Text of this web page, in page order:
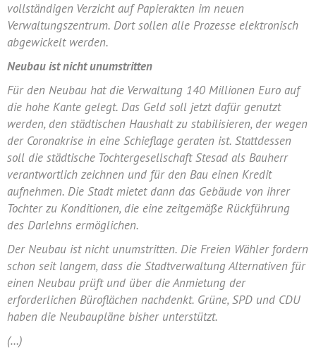
vollständigen Verzicht auf Papierakten im neuen
Verwaltungszentrum. Dort sollen alle Prozesse elektronisch
abgewickelt werden.
Neubauist nicht unumstritten
Für den Neubau hat die Verwaltung 140 Millionen Euro auf
die hohe Kante gelegt. Das Geld soll jetzt dafür genutzt
werden, den städtischen Haushalt zu stabilisieren, der wegen
der Coronakrise in eine Schieflage geraten ist. Stattdessen
soll die städtische Tochtergesellschaft Stesad als Bauherr
verantwortlich zeichnen und für den Bau einen Kredit
aufnehmen. Die Stadt mietet dann das Gebäude von ihrer
Tochter zu Konditionen, die eine zeitgemäße Rückführung
des Darlehns ermöglichen.
DerNeubau ist nicht unumstritten. Die Freien Wähler fordern
schon seit langem, dass die Stadtverwaltung Alternativen für
einen Neubau prüft und über die Anmietung der
erforderlichen Büroflächen nachdenkt. Grüne,SPD und CDU
haben die Neubaupläne bisher unterstützt.
(…)